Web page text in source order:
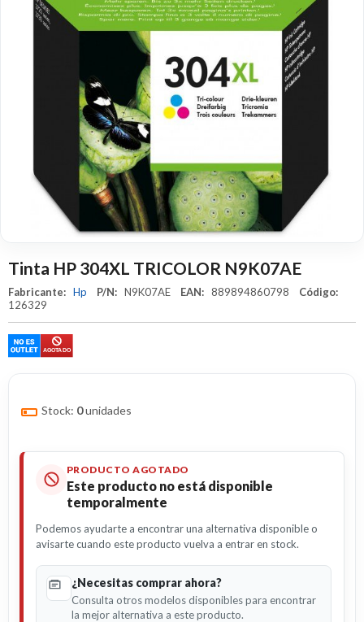
Tinta HP 304XL TRICOLOR N9K07AE
Fabricante: Hp P/N: N9K07AE EAN: 889894860798 Código:
126329
Stock: 0unidades
PRODUCTO AGOTADO
Este producto no está disponible
temporalmente
Podemos ayudarte a encontrar una alternativa disponible o
avisarte cuando este producto vuelva a entrar en stock.
¿Necesitas comprar ahora?
Consulta otros modelos disponibles para encontrar
la mejor alternativa a este producto.